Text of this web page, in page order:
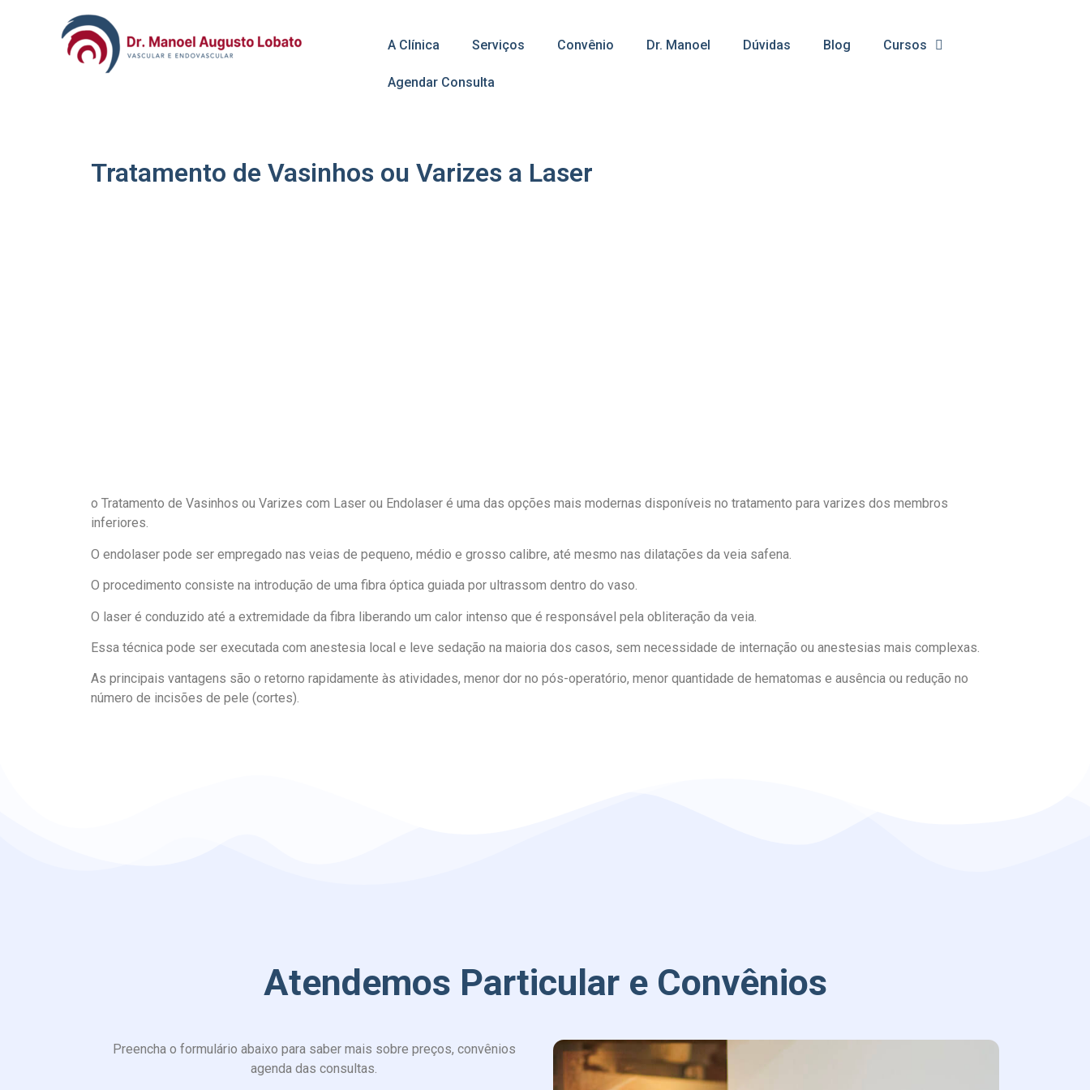
A Clínica Serviços Convênio Dr. Manoel Dúvidas Blog Cursos
Agendar Consulta
Tratamento de Vasinhos ou Varizes a Laser
o Tratamento de Vasinhos ou Varizes com Laser ou Endolaser é uma das opções mais modernas disponíveis no tratamento para varizes dos membros
inferiores.
O endolaser pode ser empregado nas veias de pequeno, médio e grosso calibre, até mesmo nas dilatações da veia safena.
O procedimento consiste na introdução de uma fibra óptica guiada por ultrassom dentro do vaso.
O laser é conduzido até a extremidade da fibra liberando um calor intenso que é responsável pela obliteração da veia.
Essa técnica pode ser executada com anestesia local e leve sedação na maioria dos casos, sem necessidade de internação ou anestesias mais complexas.
As principais vantagens são o retorno rapidamente às atividades, menor dor no pós-operatório, menor quantidade de hematomas e ausência ou redução no
número de incisões de pele (cortes).
Atendemos Particular e Convênios
Preencha o formulário abaixo para saber mais sobre preços, convênios
agenda das consultas.